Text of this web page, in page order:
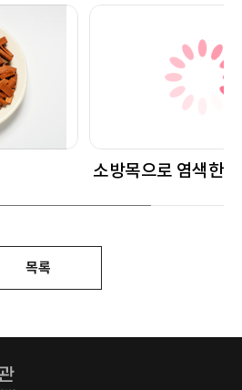
소방목으로 염색한
목록